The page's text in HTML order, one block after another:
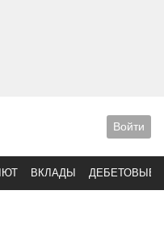
Войти
ВКЛАДЫ ДЕБЕТОВЫЕ